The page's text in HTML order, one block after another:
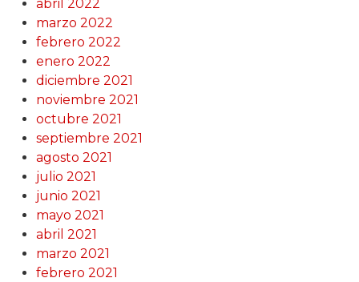
abril 2022
marzo 2022
febrero 2022
enero 2022
diciembre 2021
noviembre 2021
octubre 2021
septiembre 2021
agosto 2021
julio 2021
junio 2021
mayo 2021
abril 2021
marzo 2021
febrero 2021